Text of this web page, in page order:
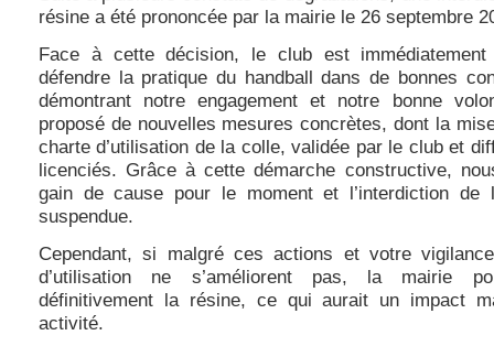
résine a été prononcée par la mairie le 26 septembre
Face à cette décision, le club est immédiatement
défendre la pratique du handball dans de bonnes
démontrant notre engagement et notre bonne
proposé de nouvelles mesures concrètes, dont la
charte d’utilisation de la colle, validée par le club et
licenciés. Grâce à cette démarche constructive,
gain de cause pour le moment et l’interdiction
suspendue.
Cependant, si malgré ces actions et votre
d’utilisation ne s’améliorent pas, la mairie
définitivement la résine, ce qui aurait un impact
activité.